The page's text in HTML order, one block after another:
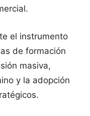
el instrumento
de formación
masiva,
y la adopción